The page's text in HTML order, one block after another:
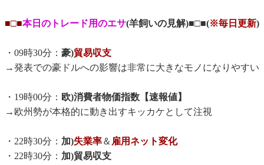
■□■本日のトレード用のエサ(羊飼いの見解)■□■(※毎日更新)
・09時30分： 豪)貿易収支
→発表での豪ドルへの影響は非常に大きなモノになりやすい
・19時00分： 欧)消費者物価指数【速報値】
→欧州勢が本格的に動き出すキッカケとして注視
・22時30分： 加)失業率＆ 雇用ネット変化
・22時30分： 加)貿易収支